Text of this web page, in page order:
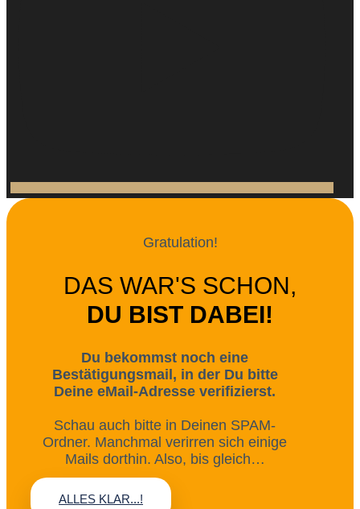
Gratulation!
DAS WAR'S SCHON,
DU BIST DABEI!
Du bekommst noch eine
Bestätigungsmail, in der Du bitte
Deine eMail-Adresse verifizierst.
Schau auch bitte in Deinen SPAM-
Ordner. Manchmal verirren sich einige
Mails dorthin. Also, bis gleich…
ALLES KLAR...!